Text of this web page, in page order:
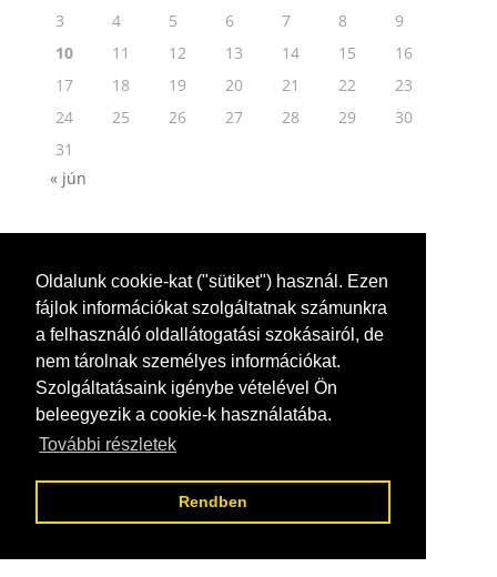
Oldalunk cookie-kat ("sütiket") használ. Ezen
fájlok információkat szolgáltatnak számunkra
a felhasználó oldallátogatási szokásairól, de
nem tárolnak személyes információkat.
Szolgáltatásaink igénybe vételével Ön
beleegyezik a cookie-k használatába.
További részletek
Rendben
3
4 5 6 7 8
9
10
11 12 13 14 15
16
17
18 19 20 21 22
23
24
25 26 27 28 29
30
31
« jún